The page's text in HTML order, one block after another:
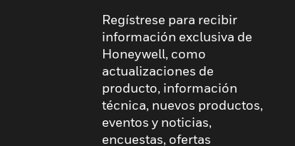
Regístrese para recibir
información exclusiva de
Honeywell, como
actualizaciones de
producto, información
técnica, nuevos productos,
eventos y noticias,
encuestas, ofertas